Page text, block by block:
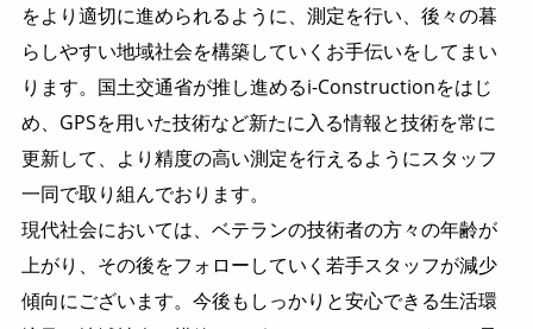
をより適切に進められるように、測定を行い、後々の暮
らしやすい地域社会を構築していくお手伝いをしてまい
ります。国土交通省が推し進めるi-Constructionをはじ
め、GPSを用いた技術など新たに入る情報と技術を常に
更新して、より精度の高い測定を行えるようにスタッフ
一同で取り組んでおります。
現代社会においては、ベテランの技術者の方々の年齢が
上がり、その後をフォローしていく若手スタッフが減少
傾向にございます。今後もしっかりと安心できる生活環